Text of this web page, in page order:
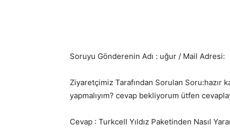
Soruyu Gönderenin Adı : uğur / Mail Adresi:
Ziyaretçimiz Tarafından Sorulan Soru:hazır
yapmalıyım? cevap bekliyorum ütfen
Cevap : Turkcell Yıldız Paketinden Nasıl